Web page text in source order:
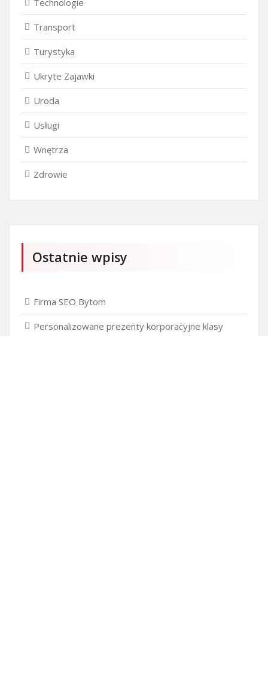
Transport
Turystyka
Ukryte Zajawki
Uroda
Usługi
Wnętrza
Zdrowie
Ostatnie wpisy
Firma SEO Bytom
Personalizowane prezenty korporacyjne klasy